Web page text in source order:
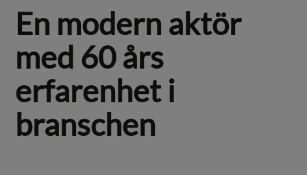
En modern aktör
med 60 års
erfarenhet i
branschen